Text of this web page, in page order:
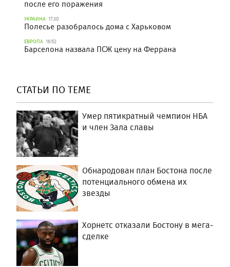
после его поражения
УКРАИНА 17:30
Полесье разобралось дома с Харьковом
ЕВРОПА 16:52
Барселона назвала ПСЖ цену на Феррана
СТАТЬИ ПО ТЕМЕ
Умер пятикратный чемпион НБА
и член Зала славы
Обнародован план Бостона после
потенциального обмена их
звезды
Хорнетс отказали Бостону в мега-
сделке